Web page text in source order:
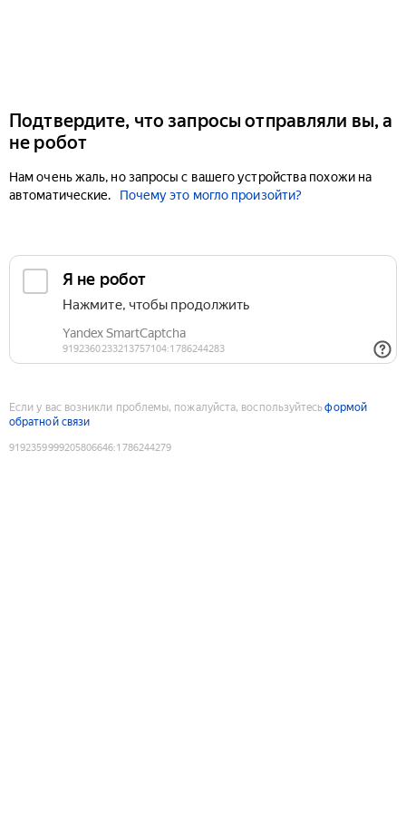
Подтвердите, что запросы отправляли вы, а
не робот
Нам очень жаль, но запросы с вашего устройства похожи на
автоматические.
Почему это могло произойти?
Если у вас возникли проблемы, пожалуйста, воспользуйтесьформой
обратной связи
9192359999205806646:1786244279